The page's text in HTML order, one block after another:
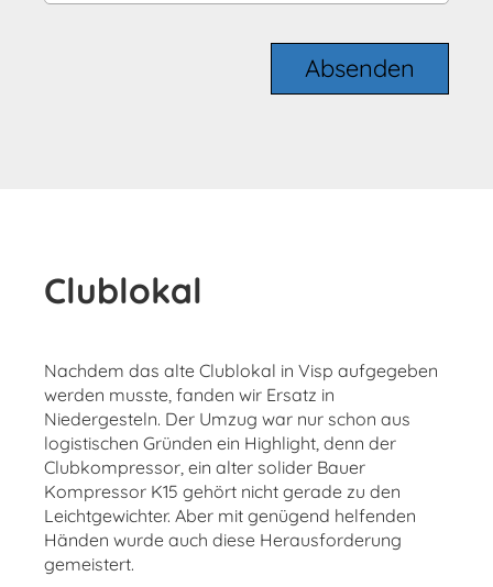
Clublokal
Nachdem das alte Clublokal in Visp aufgegeben
werden musste, fanden wir Ersatz in
Niedergesteln. Der Umzug war nur schon aus
logistischen Gründen ein Highlight, denn der
Clubkompressor, ein alter solider Bauer
Kompressor K15 gehört nicht gerade zu den
Leichtgewichter. Aber mit genügend helfenden
Händen wurde auch diese Herausforderung
gemeistert.